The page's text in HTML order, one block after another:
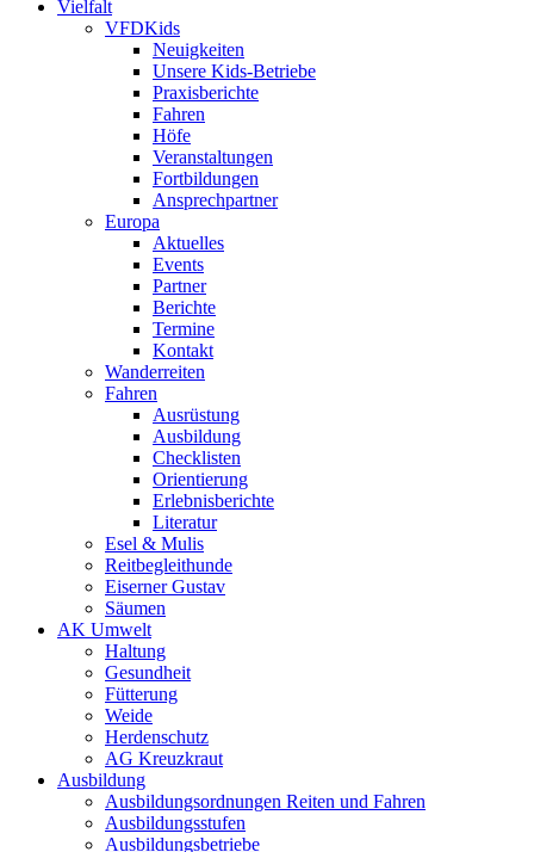
Vielfalt
VFDKids
Neuigkeiten
Unsere Kids-Betriebe
Praxisberichte
Fahren
Höfe
Veranstaltungen
Fortbildungen
Ansprechpartner
Europa
Aktuelles
Events
Partner
Berichte
Termine
Kontakt
Wanderreiten
Fahren
Ausrüstung
Ausbildung
Checklisten
Orientierung
Erlebnisberichte
Literatur
Esel & Mulis
Reitbegleithunde
Eiserner Gustav
Säumen
AK Umwelt
Haltung
Gesundheit
Fütterung
Weide
Herdenschutz
AG Kreuzkraut
Ausbildung
Ausbildungsordnungen Reiten und Fahren
Ausbildungsstufen
Ausbildungsbetriebe